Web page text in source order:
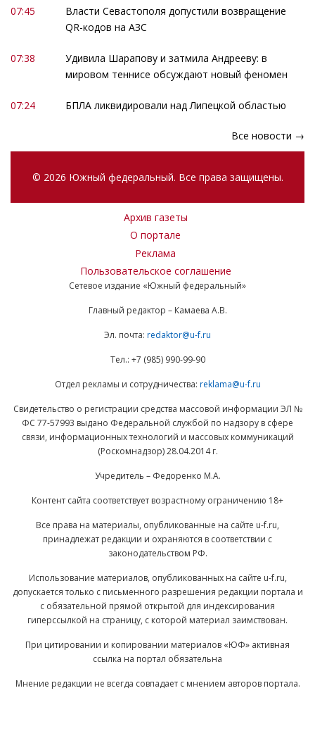
07:45
Власти Севастополя допустили возвращение
QR-кодов на АЗС
07:38
Удивила Шарапову и затмила Андрееву: в
мировом теннисе обсуждают новый феномен
07:24 БПЛА ликвидировали над Липецкой областью
Все новости →
© 2026 Южный федеральный. Все права защищены.
Архив газеты
О портале
Реклама
Пользовательское соглашение
Сетевое издание «Южный федеральный»
Главный редактор – Камаева А.В.
Эл. почта: redaktor@u-f.ru
Тел.: +7 (985) 990-99-90
Отдел рекламы и сотрудничества: reklama@u-f.ru
Свидетельство о регистрации средства массовой информации ЭЛ №
ФС 77-57993 выдано Федеральной службой по надзору в сфере
связи, информационных технологий и массовых коммуникаций
(Роскомнадзор) 28.04.2014 г.
Учредитель – Федоренко М.А.
Контент сайта соответствует возрастному ограничению 18+
Все права на материалы, опубликованные на сайте u-f.ru,
принадлежат редакции и охраняются в соответствии с
законодательством РФ.
Использование материалов, опубликованных на сайте u-f.ru,
допускается только с письменного разрешения редакции портала и
с обязательной прямой открытой для индексирования
гиперссылкой на страницу, с которой материал заимствован.
При цитировании и копировании материалов «ЮФ» активная
ссылка на портал обязательна
Мнение редакции не всегда совпадает с мнением авторов портала.